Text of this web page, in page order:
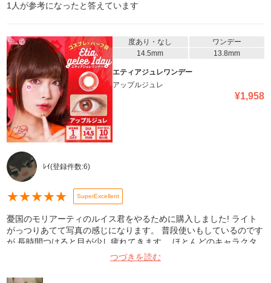
1 人が参考になったと答えています
度あり・なし
ワンデー
14.5mm
13.8mm
エティアジュレワンデー
アップルジュレ
¥1,958
ﾚｲ(登録件数:6)
★★★★★ SuperExcellent
憂国のモリアーティのルイス君をやるために購入しました! ライト
がっつりあてて写真の感じになります。 普段使いもしているのです
が 長時間つけると目が少し疲れてきます。 ほとんどのキャラクタ
ーのカラコンをこのシリーズでコスプレしているのですが、 正直こ
のシリーズはハズレ無しだと思います!
つづきを読む